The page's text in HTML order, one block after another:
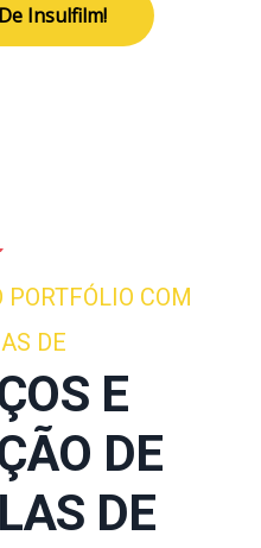
Insulfilm!
PORTFÓLIO COM
DE
E
DE
DE